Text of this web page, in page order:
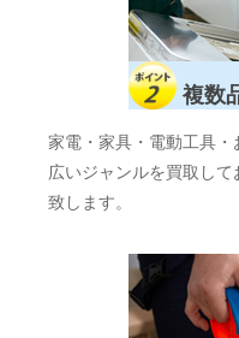
複数
家電・家具・電動工具
広いジャンルを買取し
致します。